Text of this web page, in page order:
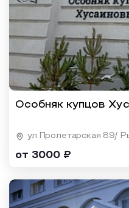
Особняк купцов
ул.Пролетарская 89/
от 3000 ₽